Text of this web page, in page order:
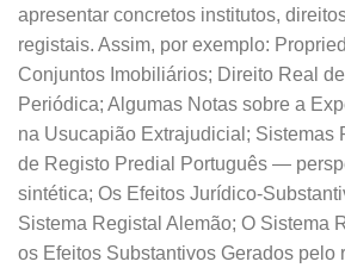
apresentar concretos institutos,
registais. Assim, por exemplo:
Conjuntos Imobiliários; Direito Real
Periódica; Algumas Notas sobre a
na Usucapião Extrajudicial; Sistemas
de Registo Predial Português —
sintética; Os Efeitos Jurídico-
Sistema Registal Alemão; O Sistema
os Efeitos Substantivos Gerados pelo